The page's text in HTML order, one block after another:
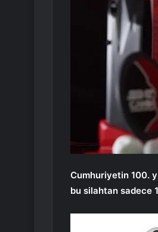
Cumhuriyetin 100.
bu silahtan sadece